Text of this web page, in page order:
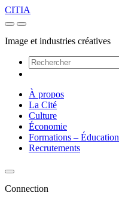
CITIA
Image et industries créatives
À propos
La Cité
Culture
Économie
Formations – Éducation
Recrutements
Connection